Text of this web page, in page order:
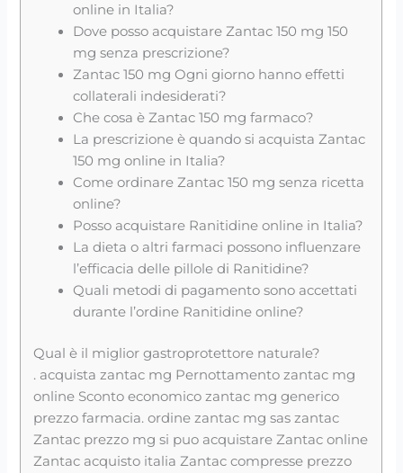
online in Italia?
Dove posso acquistare Zantac 150 mg 150
mg senza prescrizione?
Zantac 150 mg Ogni giorno hanno effetti
collaterali indesiderati?
Che cosa è Zantac 150 mg farmaco?
La prescrizione è quando si acquista Zantac
150 mg online in Italia?
Come ordinare Zantac 150 mg senza ricetta
online?
Posso acquistare Ranitidine online in Italia?
La dieta o altri farmaci possono influenzare
l’efficacia delle pillole di Ranitidine?
Quali metodi di pagamento sono accettati
durante l’ordine Ranitidine online?
Qual è il miglior gastroprotettore naturale?
. acquista zantac mg Pernottamento zantac mg
online Sconto economico zantac mg generico
prezzo farmacia. ordine zantac mg sas zantac
Zantac prezzo mg si puo acquistare Zantac online
Zantac acquisto italia Zantac compresse prezzo